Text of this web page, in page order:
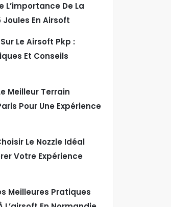
L’importance De La
Joules En Airsoft
Le Airsoft Pkp :
Et Conseils
Meilleur Terrain
Pour Une Expérience
Le Nozzle Idéal
Votre Expérience
Meilleures Pratiques